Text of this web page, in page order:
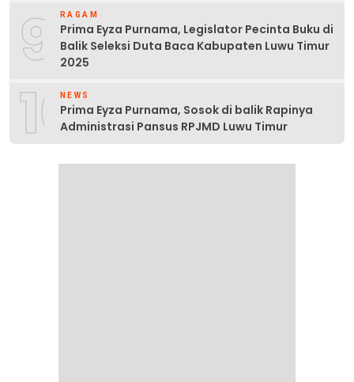
9 RAGAM
Prima Eyza Purnama, Legislator Pecinta Buku di
Balik Seleksi Duta Baca Kabupaten Luwu Timur
2025
10NEWS
Prima Eyza Purnama, Sosok di balik Rapinya
Administrasi Pansus RPJMD Luwu Timur